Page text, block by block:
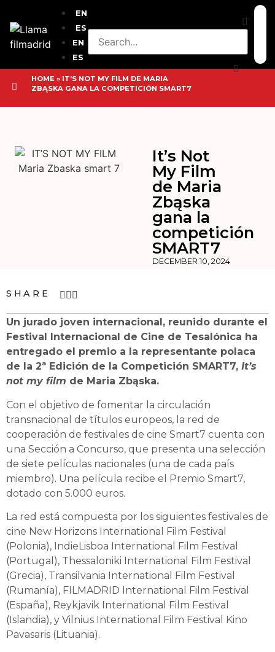
EN
ES
EN
ES
HOME » IT’S NOT MY FILM DE MARIA
ZBĄSKA GANA LA COMPETICIÓN SMART7
It’s Not
My Film
de Maria
Zbąska
gana la
competición
SMART7
DECEMBER 10, 2024
SHARE
Un jurado joven internacional, reunido durante el
Festival Internacional de Cine de Tesalónica ha
entregado el premio a la representante polaca
de la 2ª Edición de la Competición SMART7, It’s
not my film de Maria Zbąska.
Con el objetivo de fomentar la circulación
transnacional de títulos europeos, la red de
cooperación de festivales de cine Smart7 cuenta con
una Sección a Concurso, que presenta una selección
de siete películas nacionales (una de cada país
miembro). Una película recibe el Premio Smart7,
dotado con 5.000 euros.
La red está compuesta por los siguientes festivales de
cine New Horizons International Film Festival
(Polonia), IndieLisboa International Film Festival
(Portugal), Thessaloniki International Film Festival
(Grecia), Transilvania International Film Festival
(Rumanía), FILMADRID International Film Festival
(España), Reykjavik International Film Festival
(Islandia), y Vilnius International Film Festival Kino
Pavasaris (Lituania).